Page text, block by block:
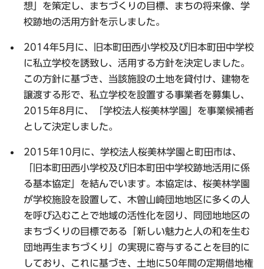
想」を策定し、まちづくりの目標、まちの将来像、学
校跡地の活用方針を示しました。
2014年5月に、旧本町田西小学校及び旧本町田中学校
に私立学校を誘致し、活用する方針を決定しました。
この方針に基づき、当該施設の土地を貸付け、建物を
譲渡する形で、私立学校を設置する事業者を募集し、
2015年8月に、「学校法人桜美林学園」を事業候補者
として決定しました。
2015年10月に、学校法人桜美林学園と町田市は、
「旧本町田西小学校及び旧本町田中学校跡地活用に係
る基本協定」を結んでいます。本協定は、桜美林学園
が学校施設を設置して、木曽山崎団地地区に多くの人
を呼び込むことで地域の活性化を図り、同団地地区の
まちづくりの目標である「新しい魅力と人の和を生む
団地再生まちづくり」の実現に寄与することを目的に
しており、これに基づき、土地に50年間の定期借地権